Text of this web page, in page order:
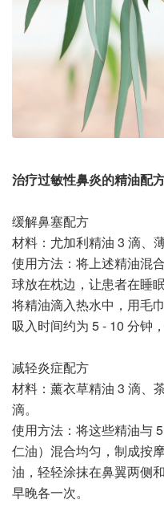
治疗过敏性鼻炎的精油配
缓解鼻塞配方
材料：尤加利精油 3 滴、
使用方法：将上述精油混
球放在枕边，让患者在睡
将精油滴入热水中，用毛
吸入时间约为 5 - 10 分钟
减轻炎症配方
材料：薰衣草精油 3 滴、
滴。
使用方法：将这些精油与
仁油）混合均匀，制成按
油，轻轻涂抹在鼻翼两侧
早晚各一次。